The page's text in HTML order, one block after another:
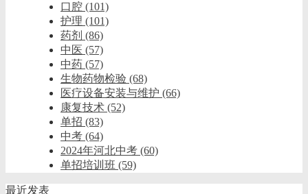
口腔 (101)
护理 (101)
药剂 (86)
中医 (57)
中药 (57)
生物药物检验 (68)
医疗设备安装与维护 (66)
康复技术 (52)
单招 (83)
中考 (64)
2024年河北中考 (60)
单招培训班 (59)
最近发表